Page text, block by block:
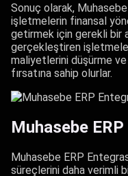
Sonuç olarak,
işletmelerin finansal
getirmek için gerekli bir
gerçekleştiren
maliyetlerini düşürme ve
fırsatına sahip olurlar.
Muhasebe
Muhasebe ERP
süreçlerini daha verimli